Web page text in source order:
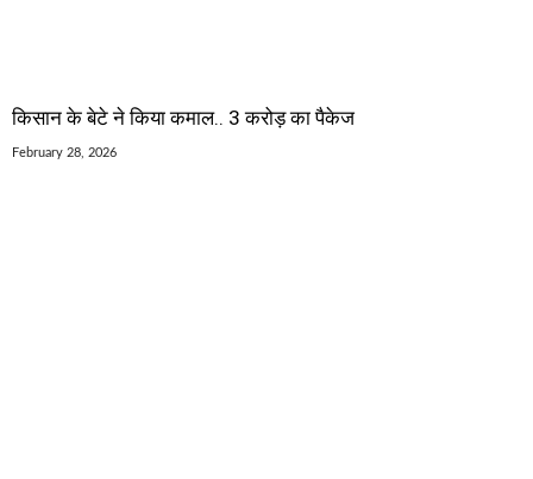
किसान के बेटे ने किया कमाल.. 3 करोड़ का पैकेज
February 28, 2026